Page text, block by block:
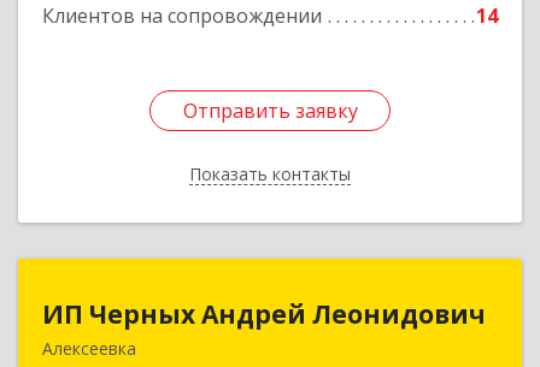
Клиентов на сопровождении 14
Отправить заявку
Показать контакты
Отправить заявку
Назад
ИП Черных Андрей Леонидович
Алексеевка
ИП Черных Андрей Леонидович
309850, Белгородская обл, Алексеевский р-н,